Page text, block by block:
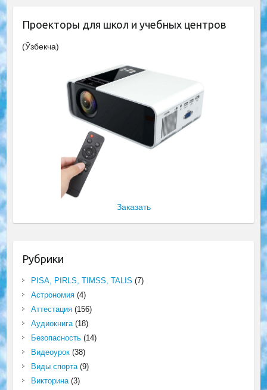
Проекторы для школ и учебных центров
(Ўзбекча)
Заказать
Рубрики
PISA, PIRLS, TIMSS, TALIS (7)
Астрономия(4)
Аттестация(156)
Аудиокнига(18)
Безопасность(14)
Видеоурок(38)
Виды спорта(9)
Викторина(3)